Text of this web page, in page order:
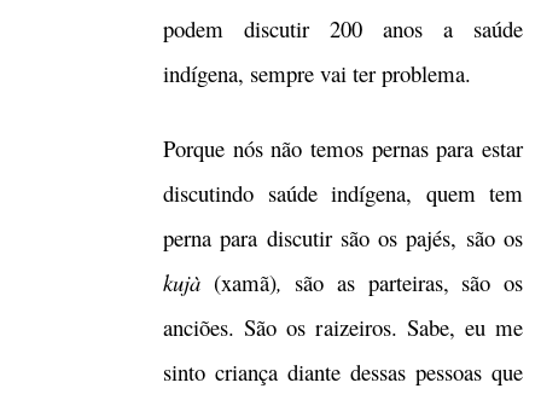
podem discutir 200 anos a saúde
indígena, sempre vai ter problema.
Porque nós não temos pernas para estar
discutindo saúde indígena, quem tem
perna para discutir são os pajés, são os
kujà (xamã), são as parteiras, são os
anciões. São os raizeiros. Sabe, eu me
sinto criança diante dessas pessoas que